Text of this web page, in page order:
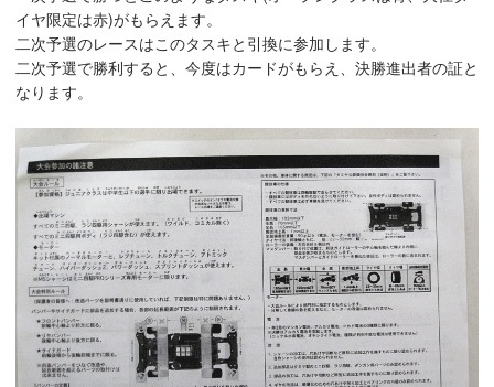
イヤ限定は赤)がもらえます。
二次予選のレースはこのタスキと引換に参加します。
二次予選で勝利すると、今度はカードがもらえ、決勝進出者の証と
なります。